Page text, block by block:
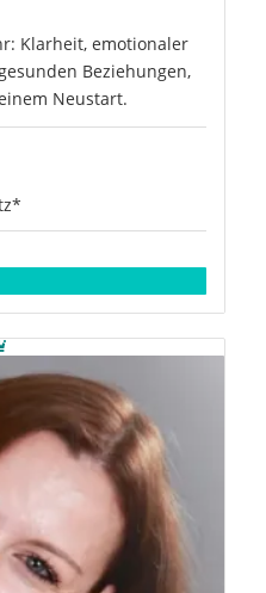
Klarheit, emotionaler
Beziehungen,
Neustart.